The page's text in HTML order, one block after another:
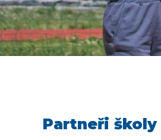
Partneři školy